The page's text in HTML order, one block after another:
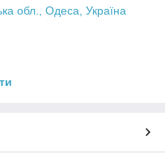
обл., Одеса, Україна